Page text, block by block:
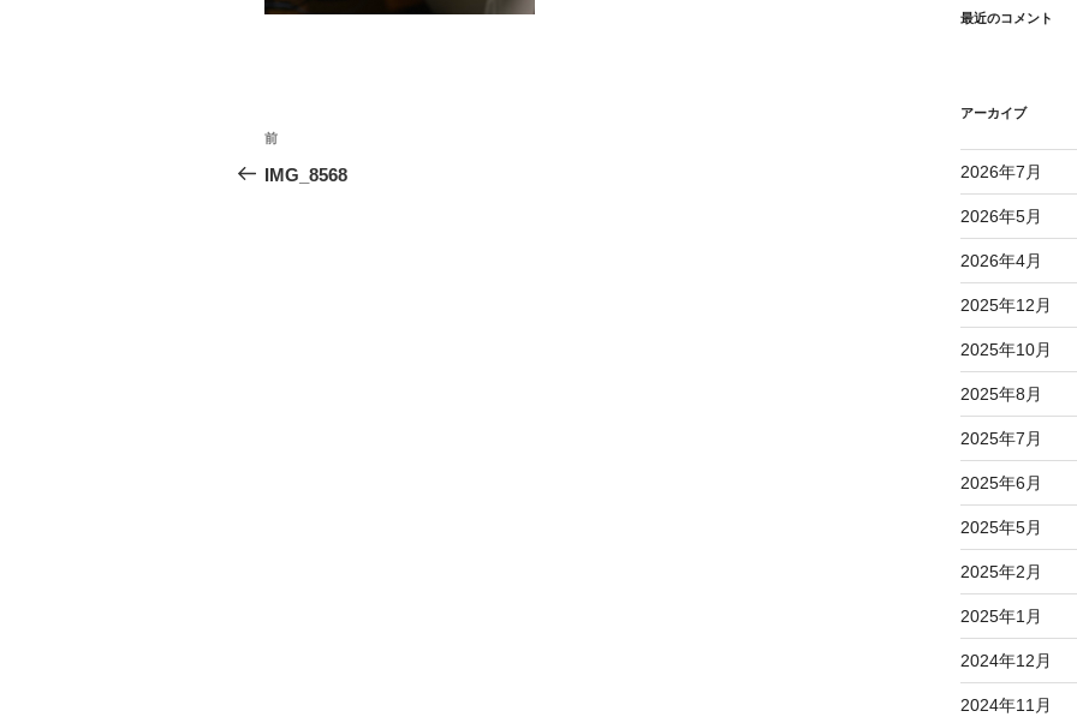
投
稿
前
の
前
IMG_8568
最近のコメント
アーカイブ
2026年7月
2026年5月
2026年4月
2025年12月
2025年10月
2025年8月
2025年7月
2025年6月
2025年5月
2025年2月
2025年1月
2024年12月
2024年11月